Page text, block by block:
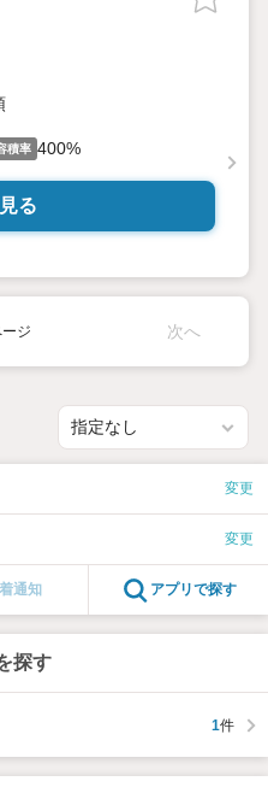
積率 400%
る
ジ 次へ
変更
変更
通知 アプリで探す
探す
1件